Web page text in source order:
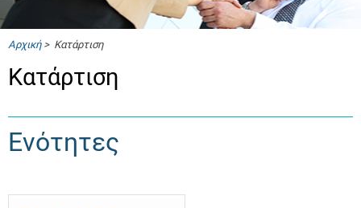
Αρχική> Κατάρτιση
Κατάρτιση
Ενότητες